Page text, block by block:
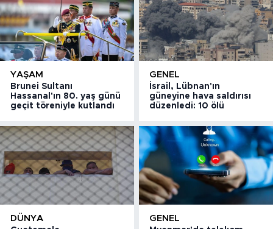
YAŞAM
Brunei Sultanı
Hassanal'ın 80. yaş günü
geçit töreniyle kutlandı
GENEL
İsrail, Lübnan'ın
güneyine hava saldırısı
düzenledi: 10 ölü
DÜNYA GENEL